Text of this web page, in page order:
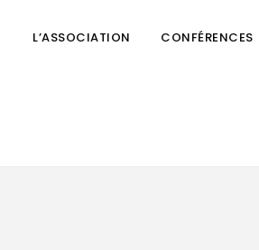
L’ASSOCIATION CONFÉRENCES